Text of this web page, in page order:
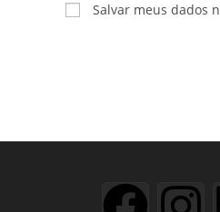
Salvar meus dados